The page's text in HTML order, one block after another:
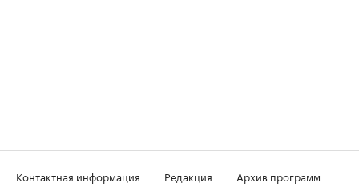
Контактная информация Редакция
Архив программ